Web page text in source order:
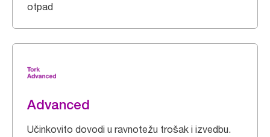
otpad
Advanced
Učinkovito dovodi u ravnotežu trošak i izvedbu.